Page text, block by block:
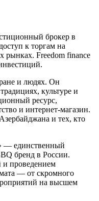
брокер в
к торгам на
рынках. Freedom finance
и людях. Он
культуре и
ресурс,
и интернет-магазин.
и тех, кто
— единственный
бренд в России.
и проведением
— от скромного
на высшем